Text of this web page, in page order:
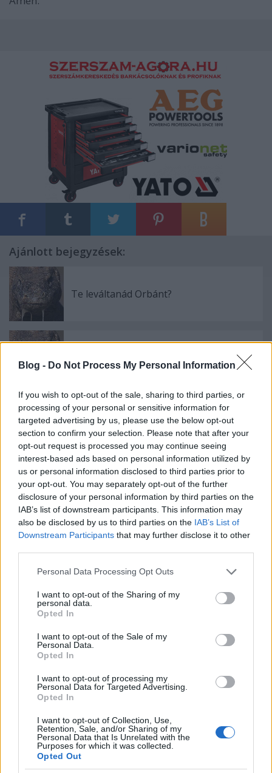
Blog - Do Not Process My Personal Information
If you wish to opt-out of the sale, sharing to third parties, or
processing of your personal or sensitive information for
targeted advertising by us, please use the below opt-out
section to confirm your selection. Please note that after your
opt-out request is processed you may continue seeing
interest-based ads based on personal information utilized by
us or personal information disclosed to third parties prior to
your opt-out. You may separately opt-out of the further
disclosure of your personal information by third parties on the
IAB’s list of downstream participants. This information may
also be disclosed by us to third parties on the IAB’s List of
Downstream Participants that may further disclose it to other
Please note that this website/app uses one or more Google
not limited to your visit or usage behaviour. You may click to
grant or deny consent to Google and its third-party tags to
use your data for below specified purposes in below Google
consent section.
Personal Data Processing Opt Outs
I want to opt-out of the Sharing of my
personal data.
Opted In
I want to opt-out of the Sale of my
Personal Data.
Opted In
I want to opt-out of processing my
Personal Data for Targeted Advertising.
Opted In
I want to opt-out of Collection, Use,
Retention, Sale, and/or Sharing of my
Personal Data that Is Unrelated with the
Purposes for which it was collected.
Opted Out
Ajánlott bejegyzések:
Te leváltanád Orbánt?
Izom-Bayer megint vért akar
Orbánék orosz megyét csinálnak
belőlünk?
Szólj hozzá!
A hozzászóláshoz be kell lépned!